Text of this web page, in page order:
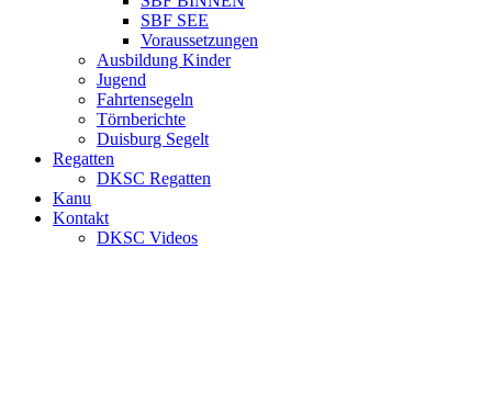
SBF SEE
Voraussetzungen
Ausbildung Kinder
Jugend
Fahrtensegeln
Törnberichte
Duisburg Segelt
Regatten
DKSC Regatten
Kanu
Kontakt
DKSC Videos